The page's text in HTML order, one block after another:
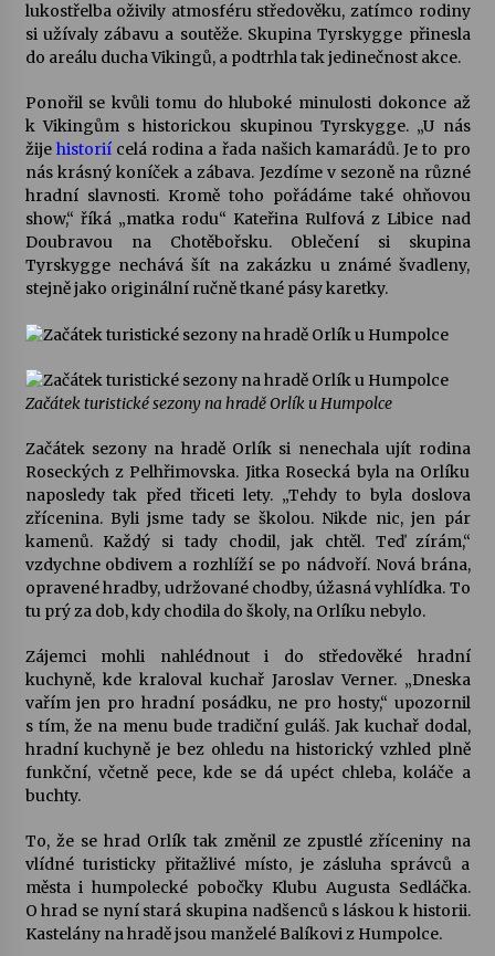
Letní koncerty ve Stromovce: Kolchoz a
Jenakaši
28. 7. 2026
Votavžatský ploty
23. 7. 2026
Letní koncerty ve Stromovce: Rufus Miller
22. 7. 2026
17. 7. 2026
14. 7. 2026
Za kulturou kousek za Humpolec. V Želivě ožije
odkaz Josefa Čapka
13. 7. 2026
Varhanní recitál Michala Novenka v Klášteře
3. 7. 2026
Petr Adamec – Malovaný svět
30. 6. 2026
lukostřelba oživily atmosféru středověku, zatímco rodiny
si užívaly zábavu a soutěže. Skupina Tyrskygge přinesla
do areálu ducha Vikingů, a podtrhla tak jedinečnost akce.
Ponořil se kvůli tomu do hluboké minulosti dokonce až
k Vikingům s historickou skupinou Tyrskygge. „U nás
žije historiícelá rodina a řada našich kamarádů. Je to pro
nás krásný koníček a zábava. Jezdíme v sezoně na různé
hradní slavnosti. Kromě toho pořádáme také ohňovou
show,“ říká „matka rodu“ Kateřina Rulfová z Libice nad
Doubravou na Chotěbořsku. Oblečení si skupina
Tyrskygge nechává šít na zakázku u známé švadleny,
stejně jako originální ručně tkané pásy karetky.
Začátek turistické sezony na hradě Orlík u Humpolce
Začátek sezony na hradě Orlík si nenechala ujít rodina
Roseckých z Pelhřimovska. Jitka Rosecká byla na Orlíku
naposledy tak před třiceti lety. „Tehdy to byla doslova
zřícenina. Byli jsme tady se školou. Nikde nic, jen pár
kamenů. Každý si tady chodil, jak chtěl. Teď zírám,“
vzdychne obdivem a rozhlíží se po nádvoří. Nová brána,
opravené hradby, udržované chodby, úžasná vyhlídka. To
tu prý za dob, kdy chodila do školy, na Orlíku nebylo.
Zájemci mohli nahlédnout i do středověké hradní
kuchyně, kde kraloval kuchař Jaroslav Verner. „Dneska
vařím jen pro hradní posádku, ne pro hosty,“ upozornil
s tím, že na menu bude tradiční guláš. Jak kuchař dodal,
hradní kuchyně je bez ohledu na historický vzhled plně
funkční, včetně pece, kde se dá upéct chleba, koláče a
buchty.
To, že se hrad Orlík tak změnil ze zpustlé zříceniny na
vlídné turisticky přitažlivé místo, je zásluha správců a
města i humpolecké pobočky Klubu Augusta Sedláčka.
O hrad se nyní stará skupina nadšenců s láskou k historii.
Kastelány na hradě jsou manželé Balíkovi z Humpolce.